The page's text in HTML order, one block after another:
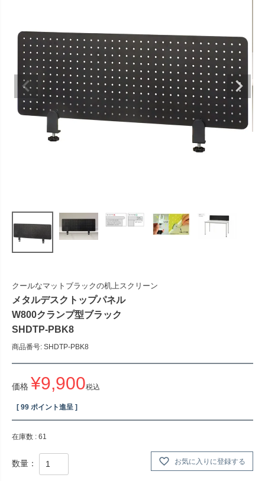
クールなマットブラックの机上スクリーン
メタルデスクトップパネル
W800クランプ型ブラック
SHDTP-PBK8
商品番号 SHDTP-PBK8
価格 ¥9,900税込
[ 99 ポイント進呈 ]
在庫数 61
お気に入りに登録する